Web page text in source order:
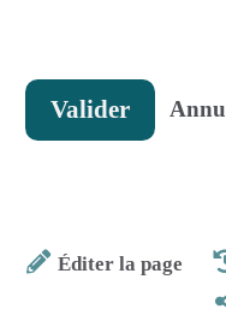
Valider
Éditer la page